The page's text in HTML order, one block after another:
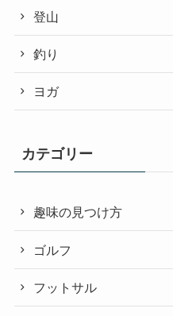
登山
釣り
ヨガ
カテゴリー
趣味の見つけ方
ゴルフ
フットサル